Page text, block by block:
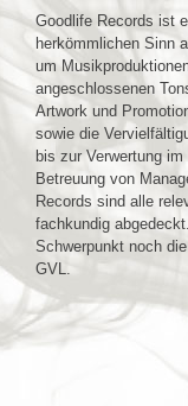
Goodlife Records ist
herkömmlichen Sinn
um
angeschlossenen
Artwork und
sowie die
bis zur Verwertung im
Betreuung von
Records sind alle
fachkundig
Schwerpunkt noch
GVL.